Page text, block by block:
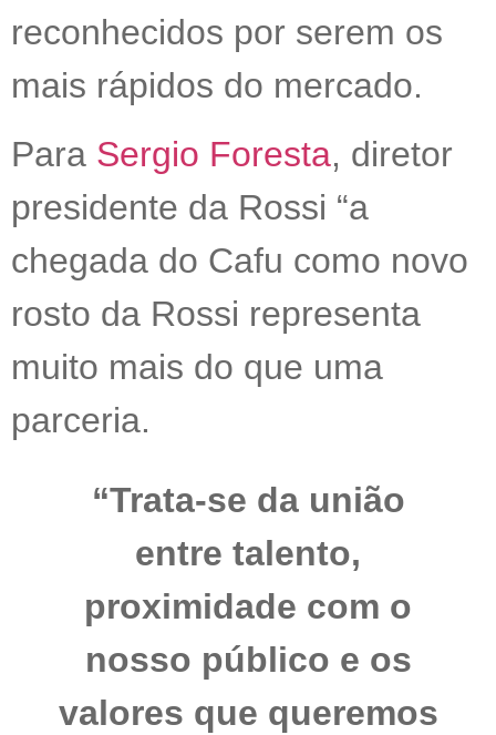
reconhecidos por serem os
mais rápidos do mercado.
Para Sergio Foresta, diretor
presidente da Rossi “a
chegada do Cafu como novo
rosto da Rossi representa
muito mais do que uma
parceria.
“Trata-se da união
entre talento,
proximidade com o
nosso público e os
valores que queremos